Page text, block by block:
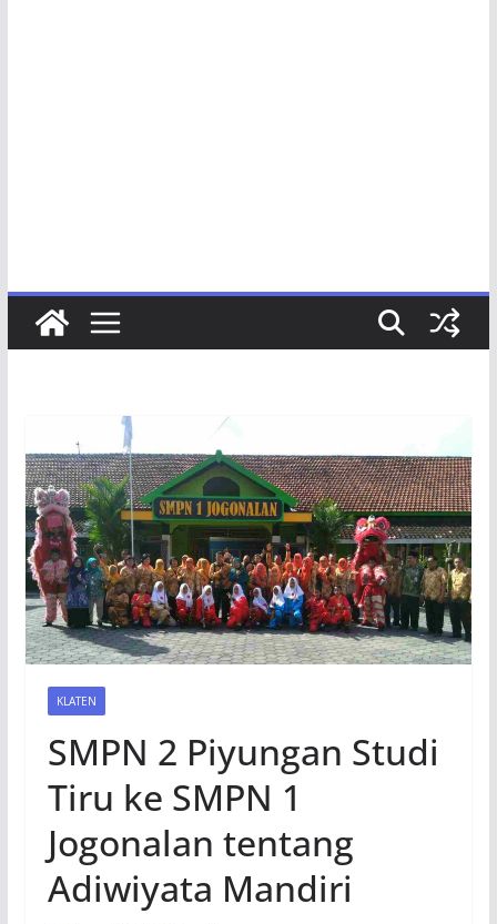
KLATEN
SMPN 2 Piyungan Studi
Tiru ke SMPN 1
Jogonalan tentang
Adiwiyata Mandiri